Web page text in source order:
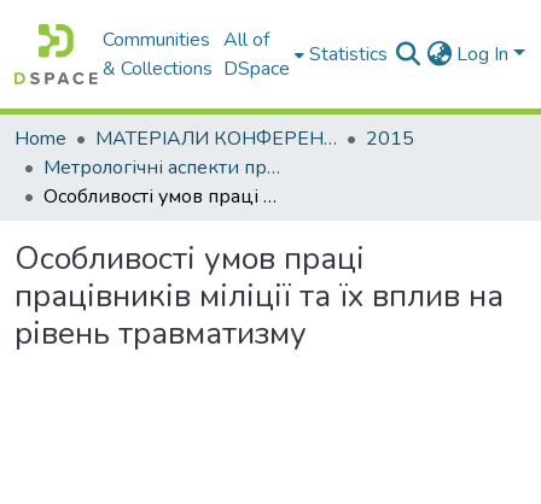
Communities
& Collections
All of
DSpace
Statistics Log In
Home МАТЕРІАЛИ КОНФЕРЕНЦІЙ
2015
Метрологічні аспекти прийняття рішень в умовах роботи на техногенно небезпечних об’єктах : присвячено 85-річчю ХНАДУ : матеріали Всеукраїнської науково-практичної конференції студентів та молодих вчених
Особливості умов праці працівників міліції та їх вплив на рівень травматизму
Особливості умов праці
працівників міліції та їх вплив на
рівень травматизму